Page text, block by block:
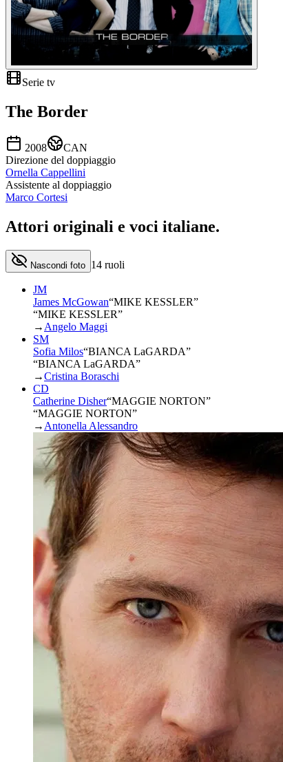
Serie tv
The Border
2008
CAN
Direzione del doppiaggio
Ornella Cappellini
Assistente al doppiaggio
Marco Cortesi
Attori originali e voci italiane.
Nascondi foto 14 ruoli
JM
James McGowan“MIKE KESSLER”
“MIKE KESSLER”
→ Angelo Maggi
SM
Sofia Milos“BIANCA LaGARDA”
“BIANCA LaGARDA”
→Cristina Boraschi
CD
Catherine Disher“MAGGIE NORTON”
“MAGGIE NORTON”
→ Antonella Alessandro